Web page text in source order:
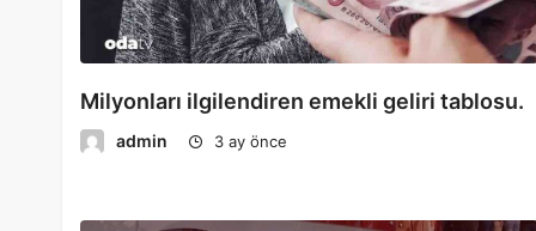
Milyonları ilgilendiren emekli geliri tablosu.
admin 3 ay önce